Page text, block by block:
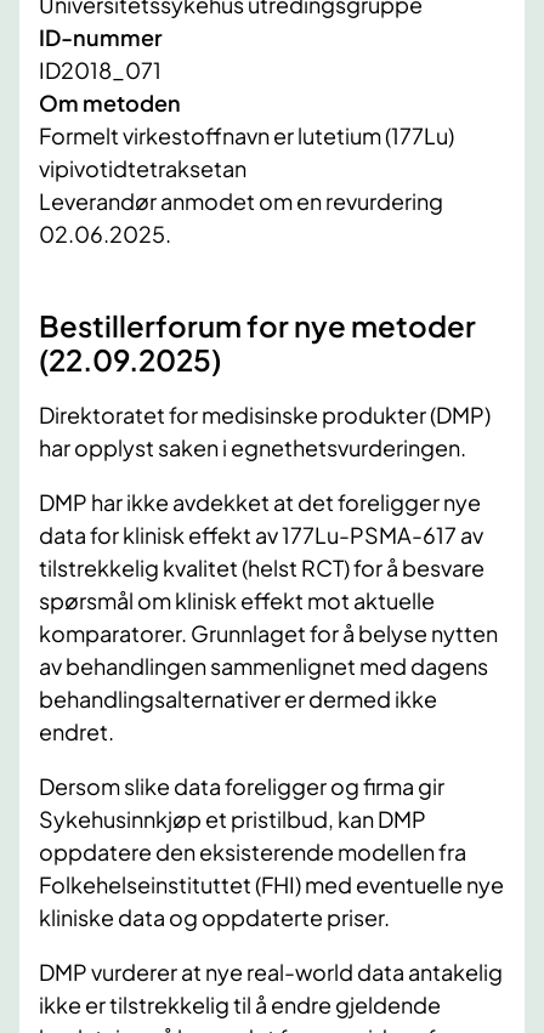
ID-nummer
ID2018_071
Om metoden
Formelt virkestoffnavn er lutetium (177Lu)
vipivotidtetraksetan
Leverandør anmodet om en revurdering
02.06.2025.
Bestillerforum for nye metoder
(22.09.2025)
Direktoratet for medisinske produkter (DMP)
har opplyst saken i egnethetsvurderingen.
DMP har ikke avdekket at det foreligger nye
data for klinisk effekt av 177Lu-PSMA-617 av
tilstrekkelig kvalitet (helst RCT) for å besvare
spørsmål om klinisk effekt mot aktuelle
komparatorer. Grunnlaget for å belyse nytten
av behandlingen sammenlignet med dagens
behandlingsalternativer er dermed ikke
endret.
Dersom slike data foreligger og firma gir
Sykehusinnkjøp et pristilbud, kan DMP
oppdatere den eksisterende modellen fra
Folkehelseinstituttet (FHI) med eventuelle nye
kliniske data og oppdaterte priser.
DMP vurderer at nye real-world data antakelig
ikke er tilstrekkelig til å endre gjeldende